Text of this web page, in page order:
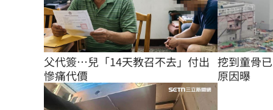
父代簽…兒「14天教召不去」付出
慘痛代價
挖到童骨
原因曝